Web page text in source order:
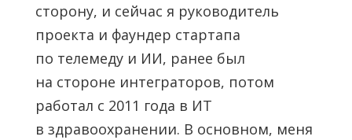
сторону, и сейчас я руководитель
проекта и фаундер стартапа
по телемеду и ИИ, ранее был
на стороне интеграторов, потом
работал с 2011 года в ИТ
в здравоохранении. В основном, меня